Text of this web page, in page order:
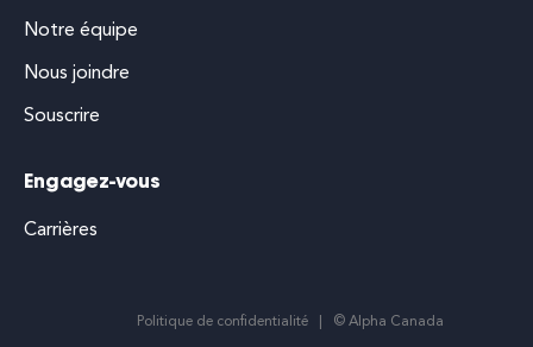
Notre équipe
Nous joindre
Souscrire
Engagez-vous
Carrières
Politique de confidentialité © Alpha Canada